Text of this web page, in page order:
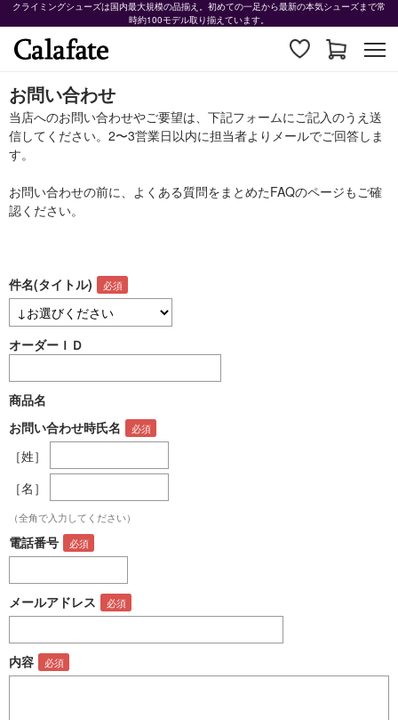
クライミングシューズは国内最大規模の品揃え。初めての一足から最新の本気シューズまで常
時約100モデル取り揃えています。
お問い合わせ
当店へのお問い合わせやご要望は、下記フォームにご記入のうえ送
信してください。2〜3営業日以内に担当者よりメールでご回答しま
す。
お問い合わせの前に、よくある質問をまとめたFAQのページもご確
認ください。
件名(タイトル)
オーダーＩＤ
商品名
お問い合わせ時氏名
［姓］
［名］
（全角で入力してください）
電話番号
メールアドレス
内容